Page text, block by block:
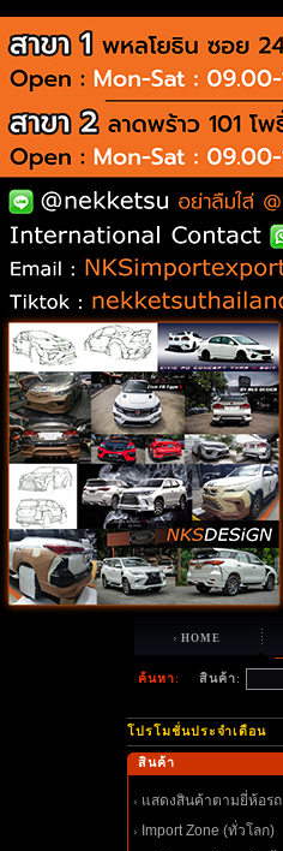
HOME
ค้นหา: สินค้า:
ปรโมชั่นประจำเดือน
สินค้า
สดงสินค้าตามยี่ห้อรถ
Import Zone (ทั่วโลก)